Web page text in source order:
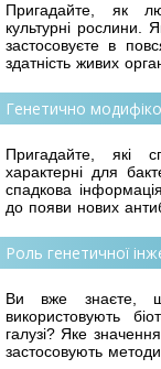
Пригадайте, як
культурні рослини.
застосовуєте в
здатність живих
Генетично
Пригадайте, які
характерні для
спадкова
до появи нових
Роль генетичної
Ви вже знаєте,
використовують
галузі? Яке
застосовують методи